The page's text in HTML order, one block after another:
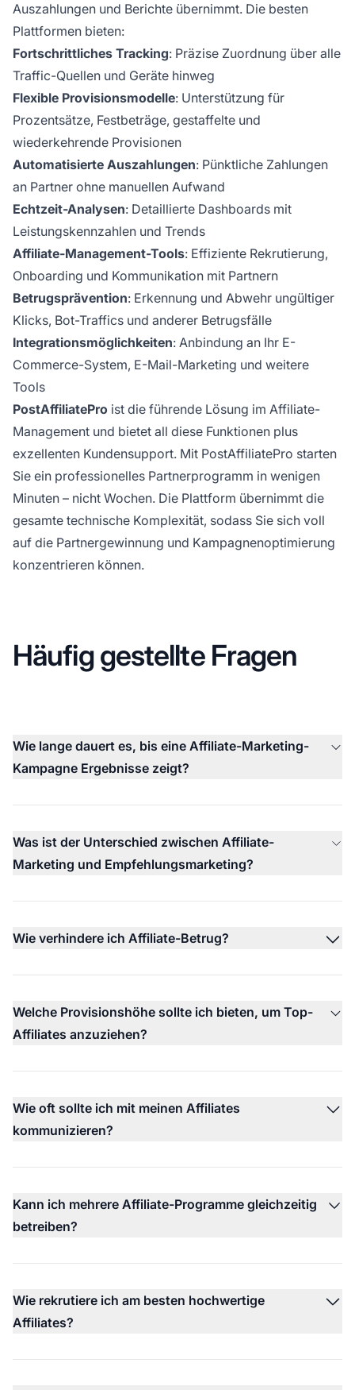
Auszahlungen und Berichte übernimmt. Die besten
Plattformen bieten:
Fortschrittliches Tracking: Präzise Zuordnung über alle
Traffic-Quellen und Geräte hinweg
Flexible Provisionsmodelle: Unterstützung für
Prozentsätze, Festbeträge, gestaffelte und
wiederkehrende Provisionen
Automatisierte Auszahlungen: Pünktliche Zahlungen
an Partner ohne manuellen Aufwand
Echtzeit-Analysen: Detaillierte Dashboards mit
Leistungskennzahlen und Trends
Affiliate-Management-Tools: Effiziente Rekrutierung,
Onboarding und Kommunikation mit Partnern
Betrugsprävention: Erkennung und Abwehr ungültiger
Klicks, Bot-Traffics und anderer Betrugsfälle
Integrationsmöglichkeiten: Anbindung an Ihr E-
Commerce-System, E-Mail-Marketing und weitere
Tools
PostAffiliatePro ist die führende Lösung im Affiliate-
Management und bietet all diese Funktionen plus
exzellenten Kundensupport. Mit PostAffiliatePro starten
Sie ein professionelles Partnerprogramm in wenigen
Minuten – nicht Wochen. Die Plattform übernimmt die
gesamte technische Komplexität, sodass Sie sich voll
auf die Partnergewinnung und Kampagnenoptimierung
konzentrieren können.
Häufig gestellte Fragen
Wie lange dauert es, bis eine Affiliate-Marketing-
Kampagne Ergebnisse zeigt?
Was ist der Unterschied zwischen Affiliate-
Marketing und Empfehlungsmarketing?
Wie verhindere ich Affiliate-Betrug?
Welche Provisionshöhe sollte ich bieten, um Top-
Affiliates anzuziehen?
Wie oft sollte ich mit meinen Affiliates
kommunizieren?
Kann ich mehrere Affiliate-Programme gleichzeitig
betreiben?
Wie rekrutiere ich am besten hochwertige
Affiliates?